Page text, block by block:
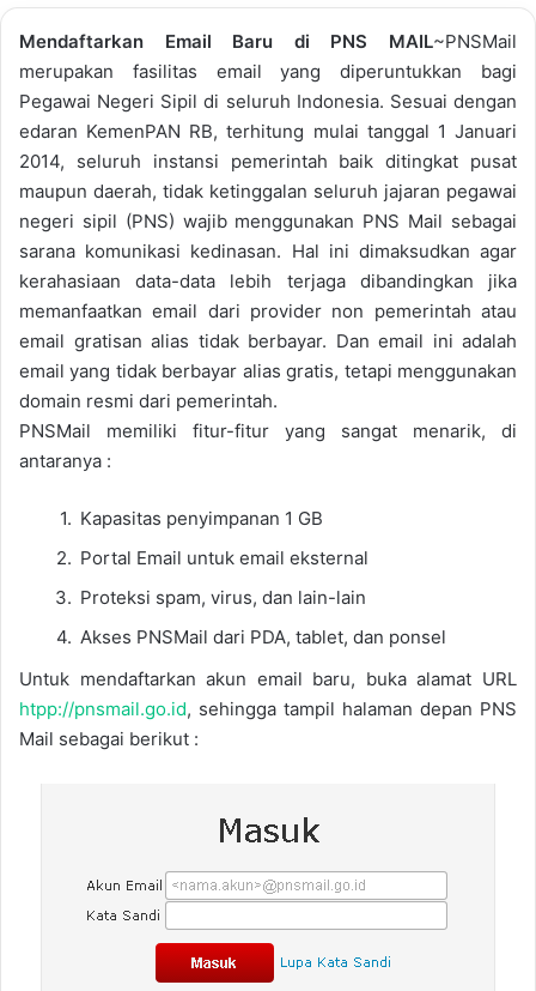
Mendaftarkan Email Baru di PNS MAIL~PNSMail
merupakan fasilitas email yang diperuntukkan bagi
Pegawai Negeri Sipil di seluruh Indonesia. Sesuai dengan
edaran KemenPAN RB, terhitung mulai tanggal 1 Januari
2014, seluruh instansi pemerintah baik ditingkat pusat
maupun daerah, tidak ketinggalan seluruh jajaran pegawai
negeri sipil (PNS) wajib menggunakan PNS Mail sebagai
sarana komunikasi kedinasan. Hal ini dimaksudkan agar
kerahasiaan data-data lebih terjaga dibandingkan jika
memanfaatkan email dari provider non pemerintah atau
email gratisan alias tidak berbayar. Dan email ini adalah
email yang tidak berbayar alias gratis, tetapi menggunakan
domain resmi dari pemerintah.
PNSMail memiliki fitur-fitur yang sangat menarik, di
antaranya :
Kapasitas penyimpanan 1 GB
Portal Email untuk email eksternal
Proteksi spam, virus, dan lain-lain
Akses PNSMail dari PDA, tablet, dan ponsel
Untuk mendaftarkan akun email baru, buka alamat URL
htpp://pnsmail.go.id, sehingga tampil halaman depan PNS
Mail sebagai berikut :